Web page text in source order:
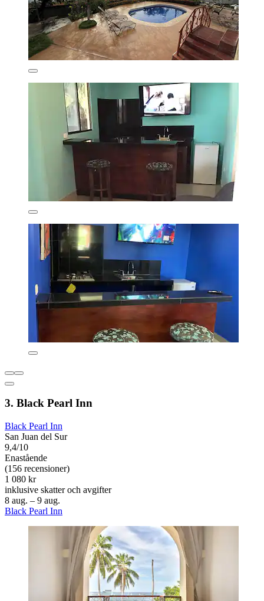
3. Black Pearl Inn
Black Pearl Inn
San Juan del Sur
9,4/10
Enastående
(156 recensioner)
1 080 kr
inklusive skatter och avgifter
8 aug. – 9 aug.
Black Pearl Inn